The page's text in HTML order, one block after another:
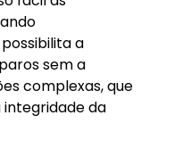
a
sem a
complexas, que
da